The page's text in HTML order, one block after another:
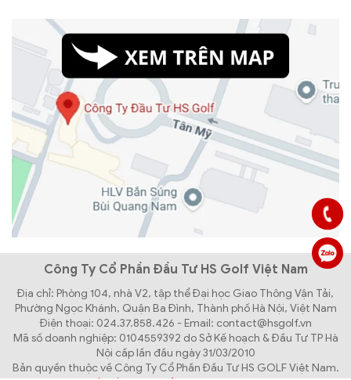
Công Ty Cổ Phần Đầu Tư HS Golf Việt Nam
Địa chỉ: Phòng 104, nhà V2, tập thể Đại học Giao Thông Vận Tải,
Phường Ngọc Khánh, Quận Ba Đình, Thành phố Hà Nội, Việt Nam
Điện thoại: 024.37.858.426 - Email: contact@hsgolf.vn
Mã số doanh nghiệp: 0104559392 do Sở Kế hoạch & Đầu Tư TP Hà
Nội cấp lần đầu ngày 31/03/2010
Bản quyền thuộc về Công Ty Cổ Phần Đầu Tư HS GOLF Việt Nam.